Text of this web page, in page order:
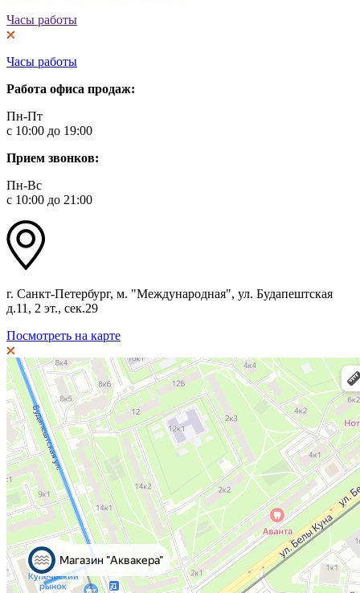
Часы работы
Часы работы
Работа офиса продаж:
Пн-Пт
с 10:00 до 19:00
Прием звонков:
Пн-Вс
с 10:00 до 21:00
г. Санкт-Петербург, м. "Международная", ул. Будапештская
д.11, 2 эт., сек.29
Посмотреть на карте